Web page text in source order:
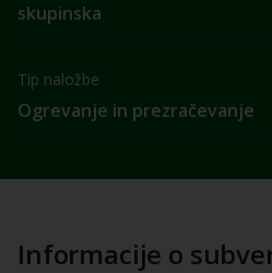
skupinska
Tip naložbe
Ogrevanje in prezračevanje
Informacije o